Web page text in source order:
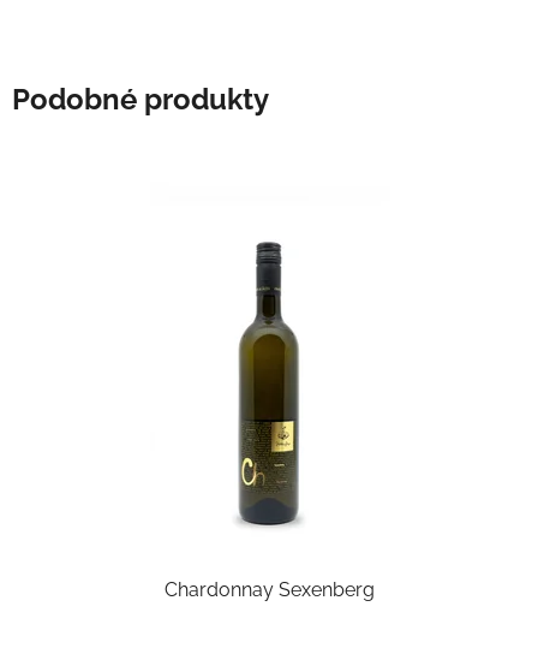
Podobné produkty
Chardonnay Sexenberg